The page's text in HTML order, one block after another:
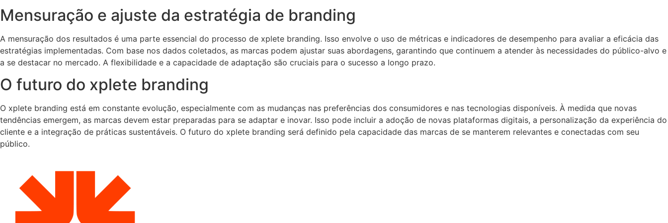
Mensuração e ajuste da estratégia de branding
A mensuração dos resultados é uma parte essencial do processo de xplete branding. Isso envolve o uso de métricas e indicadores de desempenho para avaliar a eficácia das
estratégias implementadas. Com base nos dados coletados, as marcas podem ajustar suas abordagens, garantindo que continuem a atender às necessidades do público-alvo e
a se destacar no mercado. A flexibilidade e a capacidade de adaptação são cruciais para o sucesso a longo prazo.
O futuro do xplete branding
O xplete branding está em constante evolução, especialmente com as mudanças nas preferências dos consumidores e nas tecnologias disponíveis. À medida que novas
tendências emergem, as marcas devem estar preparadas para se adaptar e inovar. Isso pode incluir a adoção de novas plataformas digitais, a personalização da experiência do
cliente e a integração de práticas sustentáveis. O futuro do xplete branding será definido pela capacidade das marcas de se manterem relevantes e conectadas com seu
público.